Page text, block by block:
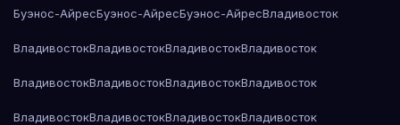
Буэнос-АйресБуэнос-АйресБуэнос-АйресВладивосток
ВладивостокВладивостокВладивостокВладивосток
ВладивостокВладивостокВладивостокВладивосток
ВладивостокВладивостокВладивостокВладивосток